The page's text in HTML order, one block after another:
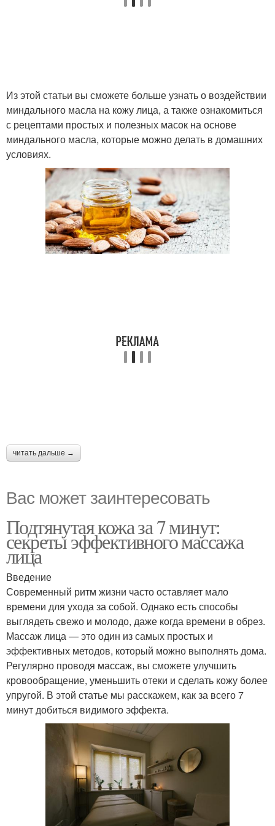
Из этой статьи вы сможете больше узнать о воздействии
миндального масла на кожу лица, а также ознакомиться
с рецептами простых и полезных масок на основе
миндального масла, которые можно делать в домашних
условиях.
читать дальше →
Вас может заинтересовать
Подтянутая кожа за 7 минут:
секреты эффективного массажа
лица
Введение
Современный ритм жизни часто оставляет мало
времени для ухода за собой. Однако есть способы
выглядеть свежо и молодо, даже когда времени в обрез.
Массаж лица — это один из самых простых и
эффективных методов, который можно выполнять дома.
Регулярно проводя массаж, вы сможете улучшить
кровообращение, уменьшить отеки и сделать кожу более
упругой. В этой статье мы расскажем, как за всего 7
минут добиться видимого эффекта.